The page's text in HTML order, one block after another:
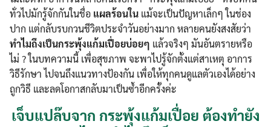
ทั่วไปมักรู้จักกันในชื่อ แผลร้อนใน แม้จะเป็นปัญหาเล็กๆ ในช่อง
ปาก แต่กลับรบกวนชีวิตประจำวันอย่างมาก หลายคนยังสงสัยว่า
ทำไมถึงเป็นกระพุ้งแก้มเปื่อยบ่อยๆ แล้วจริงๆ มันอันตรายหรือ
ไม่ ? ในบทความนี้ เพื่อสุขภาพ จะพาไปรู้จักตั้งแต่สาเหตุ อาการ
วิธีรักษา ไปจนถึงแนวทางป้องกัน เพื่อให้ทุกคนดูแลตัวเองได้อย่าง
ถูกวิธี และลดโอกาสกลับมาเป็นซ้ำอีกครั้งค่ะ
เจ็บแปล๊บจาก กระพุ้งแก้มเปื่อย ต้องทำยัง